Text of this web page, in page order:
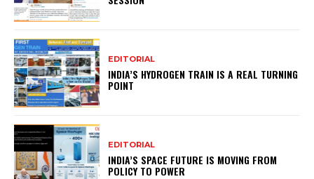
EDITORIAL
INDIA’S HYDROGEN TRAIN IS A REAL TURNING
POINT
EDITORIAL
INDIA’S SPACE FUTURE IS MOVING FROM
POLICY TO POWER